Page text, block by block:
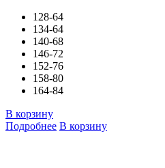
128-64
134-64
140-68
146-72
152-76
158-80
164-84
В корзину
Подробнее В корзину